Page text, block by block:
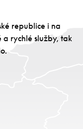
republice i na
a rychlé služby, tak